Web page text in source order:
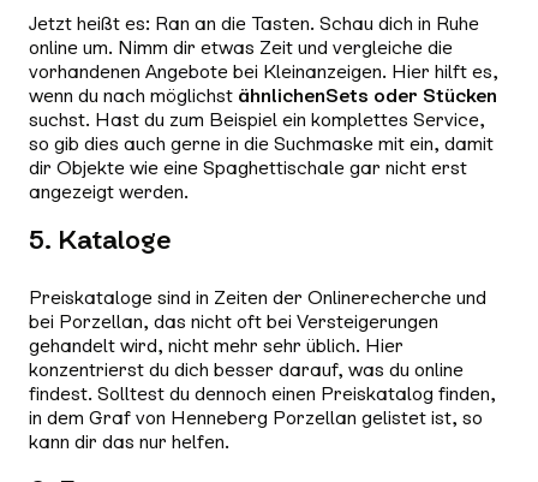
Jetzt heißt es: Ran an die Tasten. Schau dich in Ruhe
online um. Nimm dir etwas Zeit und vergleiche die
vorhandenen Angebote bei Kleinanzeigen. Hier hilft es,
wenn du nach möglichst ähnlichenSets oder Stücken
suchst. Hast du zum Beispiel ein komplettes Service,
so gib dies auch gerne in die Suchmaske mit ein, damit
dir Objekte wie eine Spaghettischale gar nicht erst
angezeigt werden.
5. Kataloge
Preiskataloge sind in Zeiten der Onlinerecherche und
bei Porzellan, das nicht oft bei Versteigerungen
gehandelt wird, nicht mehr sehr üblich. Hier
konzentrierst du dich besser darauf, was du online
findest. Solltest du dennoch einen Preiskatalog finden,
in dem Graf von Henneberg Porzellan gelistet ist, so
kann dir das nur helfen.